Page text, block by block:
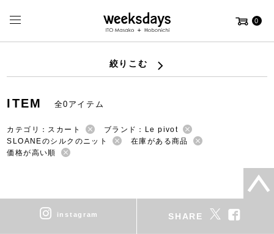
0
絞りこむ
ITEM 全0アイテム
カテゴリ：スカート
ブランド：Le pivot
SLOANEのシルクのニット
在庫がある商品
価格が高い順
instagram SHARE